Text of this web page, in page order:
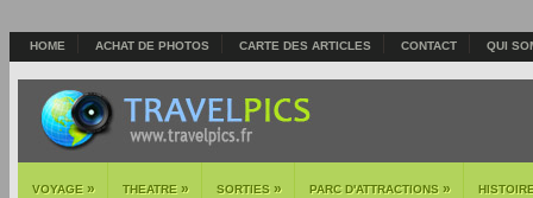
HOME ACHAT DE PHOTOS CARTE DES ARTICLES CONTACT QUI
VOYAGE » THEATRE » SORTIES » PARC D'ATTRACTIONS »